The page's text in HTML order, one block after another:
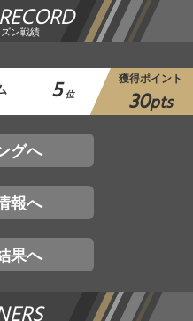
ン戦績
5 位
獲得ポイント
30pts
グへ
報へ
果へ